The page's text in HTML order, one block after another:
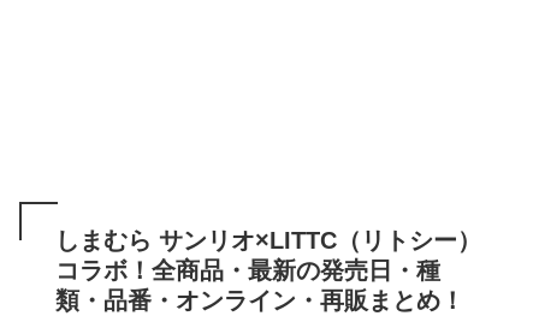
しまむら サンリオ×LITTC（リトシー）
コラボ！全商品・最新の発売日・種
類・品番・オンライン・再販まとめ！